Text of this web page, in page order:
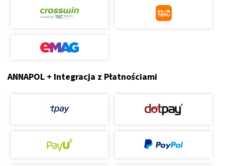
ANNAPOL + Integracja z Płatnościami